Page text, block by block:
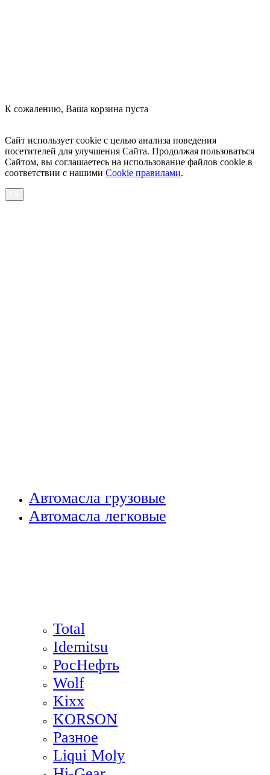
К сожалению, Ваша корзина пуста
Сайт использует cookie с целью анализа поведения
посетителей для улучшения Сайта. Продолжая пользоваться
Сайтом, вы соглашаетесь на использование файлов cookie в
соответствии с нашими Cookiе правилами.
Автомасла грузовые
Автомасла легковые
Total
Idemitsu
РосНефть
Wolf
Kixx
KORSON
Разное
Liqui Moly